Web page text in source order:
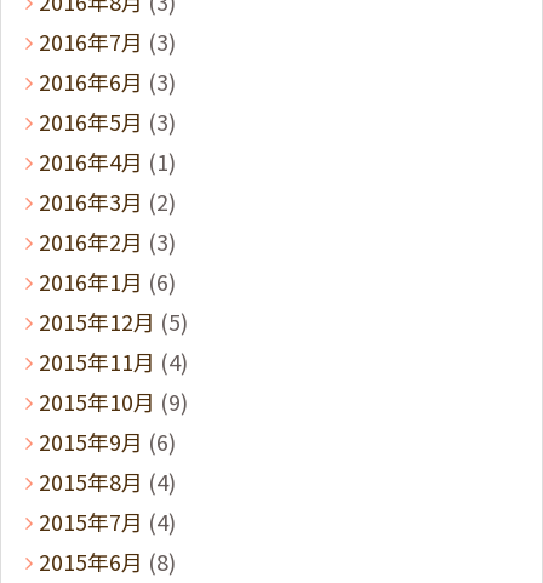
2016年7月 (3)
2016年6月 (3)
2016年5月 (3)
2016年4月 (1)
2016年3月 (2)
2016年2月 (3)
2016年1月 (6)
2015年12月 (5)
2015年11月 (4)
2015年10月 (9)
2015年9月 (6)
2015年8月 (4)
2015年7月 (4)
2015年6月 (8)